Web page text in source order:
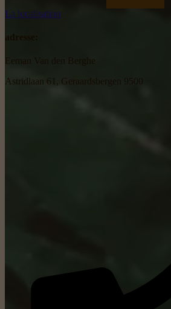
La localisation
Astridlaan 61, Geraardsbergen 9500